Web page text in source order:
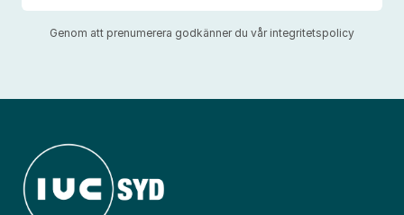
Genom att prenumerera godkänner du vår integritetspolicy